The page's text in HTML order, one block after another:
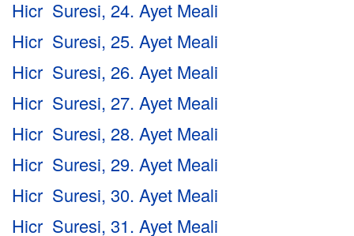
Hicr Suresi, 24. Ayet Meali
Hicr Suresi, 25. Ayet Meali
Hicr Suresi, 26. Ayet Meali
Hicr Suresi, 27. Ayet Meali
Hicr Suresi, 28. Ayet Meali
Hicr Suresi, 29. Ayet Meali
Hicr Suresi, 30. Ayet Meali
Hicr Suresi, 31. Ayet Meali